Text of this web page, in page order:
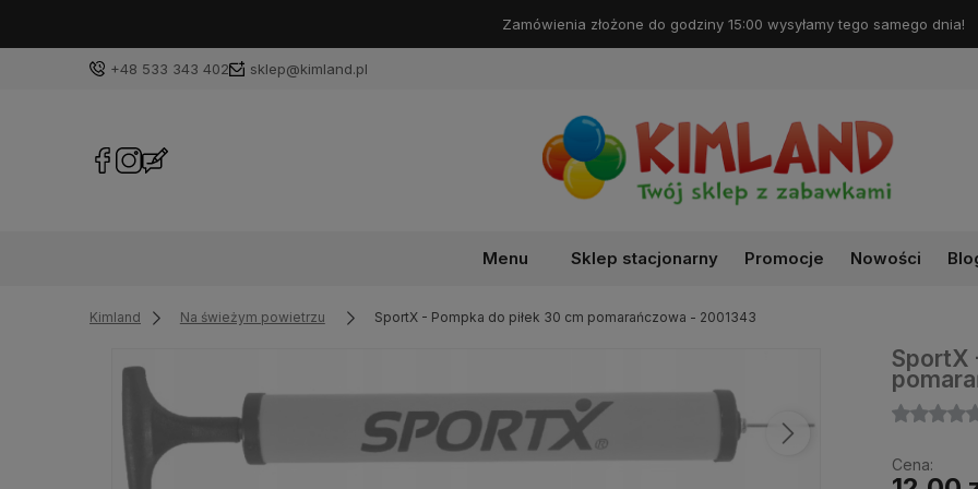
Darmowa dostawa od 99 zł!
+48 533 343 402 sklep@kimland.pl
Menu Sklep stacjonarny Promocje Nowości
Kimland Na świeżym powietrzu SportX - Pompka do piłek 30 cm pomarańczowa - 2001343
SportX
Cena: